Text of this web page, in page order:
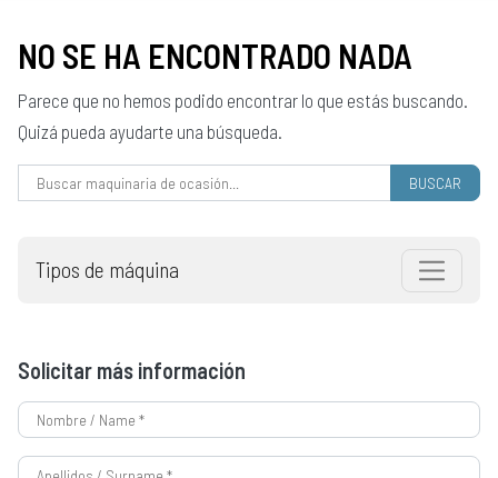
Tipos de máquina
Solicitar más información
NO SE HA ENCONTRADO NADA
Parece que no hemos podido encontrar lo que estás buscando.
Quizá pueda ayudarte una búsqueda.
Buscar: